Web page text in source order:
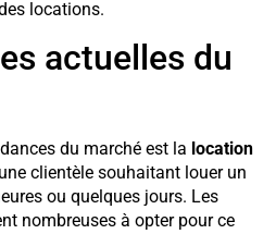
locations.
actuelles du
du marché est la location
clientèle souhaitant louer un
ou quelques jours. Les
nombreuses à opter pour ce